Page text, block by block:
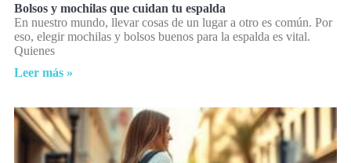
Bolsos y mochilas que cuidan tu espalda
En nuestro mundo, llevar cosas de un lugar a otro es común. Por
eso, elegir mochilas y bolsos buenos para la espalda es vital.
Quienes
Leer más »